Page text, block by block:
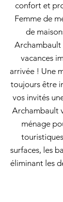
confort et
Femme de
de
Archambault
vacances
arrivée ! Une
toujours être
vos invités
Archambault
ménage
surfaces, les
éliminant les